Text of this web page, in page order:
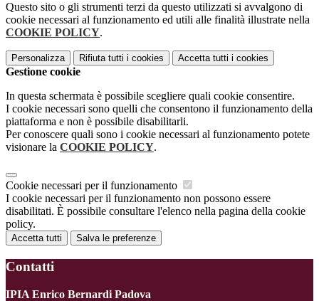
Questo sito o gli strumenti terzi da questo utilizzati si avvalgono di
cookie necessari al funzionamento ed utili alle finalità illustrate nella
COOKIE POLICY.
Personalizza Rifiuta tutti i cookies Accetta tutti i cookies
Gestione cookie
In questa schermata è possibile scegliere quali cookie consentire.
I cookie necessari sono quelli che consentono il funzionamento della
piattaforma e non è possibile disabilitarli.
Per conoscere quali sono i cookie necessari al funzionamento potete
visionare la COOKIE POLICY.
Cookie necessari per il funzionamento
I cookie necessari per il funzionamento non possono essere
disabilitati. È possibile consultare l'elenco nella pagina della cookie
policy.
Accetta tutti Salva le preferenze
Contatti
IPIA Enrico Bernardi Padova